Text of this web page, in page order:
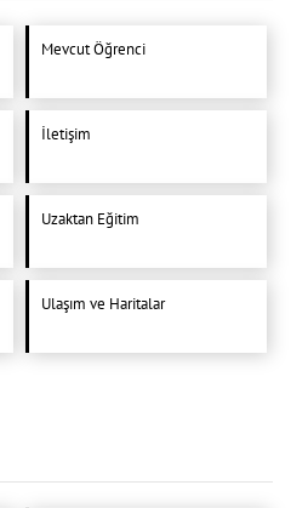
Mevcut Öğrenci
İletişim
Uzaktan Eğitim
Ulaşım ve Haritalar